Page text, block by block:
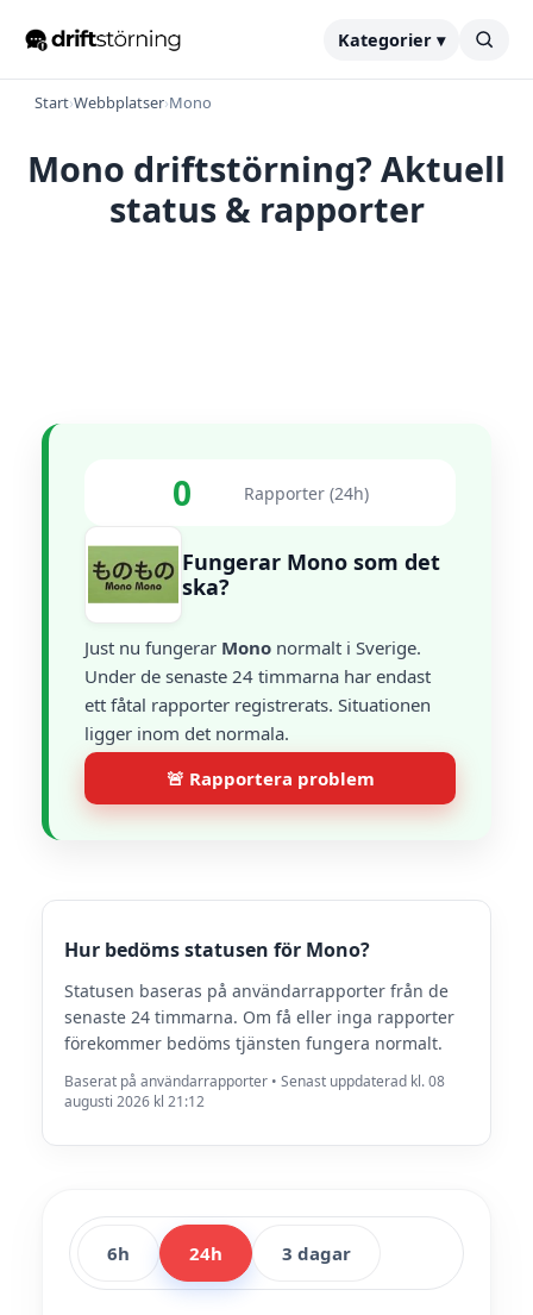
Kategorier ▾
Start›Webbplatser›Mono
Mono driftstörning? Aktuell
status & rapporter
0 Rapporter (24h)
Fungerar Mono som det
ska?
Just nu fungerar Mono normalt i Sverige.
Under de senaste 24 timmarna har endast
ett fåtal rapporter registrerats. Situationen
ligger inom det normala.
🚨 Rapportera problem
Hur bedöms statusen för Mono?
Statusen baseras på användarrapporter från de
senaste 24 timmarna. Om få eller inga rapporter
förekommer bedöms tjänsten fungera normalt.
Baserat på användarrapporter • Senast uppdaterad kl. 08
augusti 2026 kl 21:12
6h 24h 3 dagar